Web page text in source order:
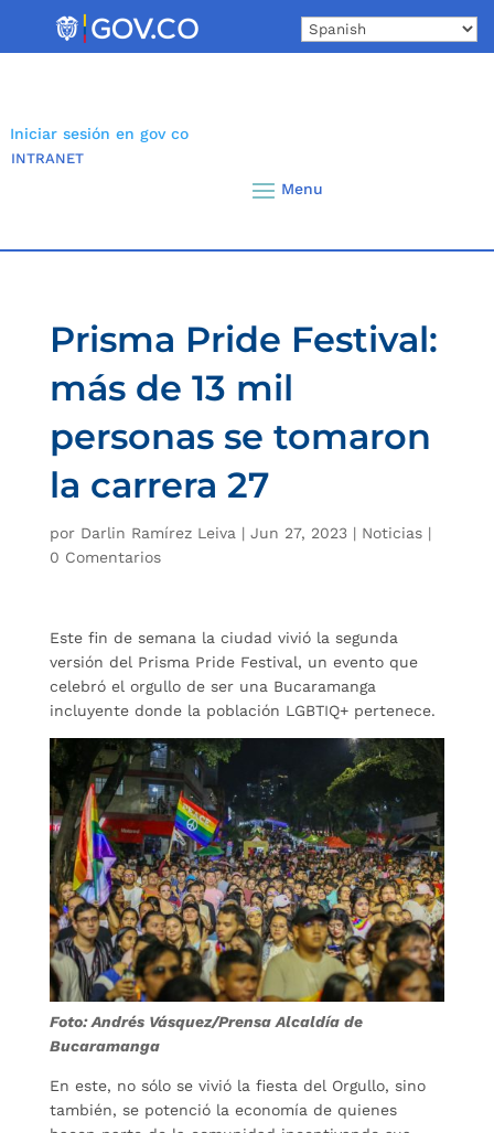
Iniciar sesión en gov co
INTRANET
Prisma Pride Festival:
más de 13 mil
personas se tomaron
la carrera 27
por Darlin Ramírez Leiva | Jun 27, 2023| Noticias|
0 Comentarios
Este fin de semana la ciudad vivió la segunda
versión del Prisma Pride Festival, un evento que
celebró el orgullo de ser una Bucaramanga
incluyente donde la población LGBTIQ+ pertenece.
Foto: Andrés Vásquez/Prensa Alcaldía de
Bucaramanga
En este, no sólo se vivió la fiesta del Orgullo, sino
también, se potenció la economía de quienes